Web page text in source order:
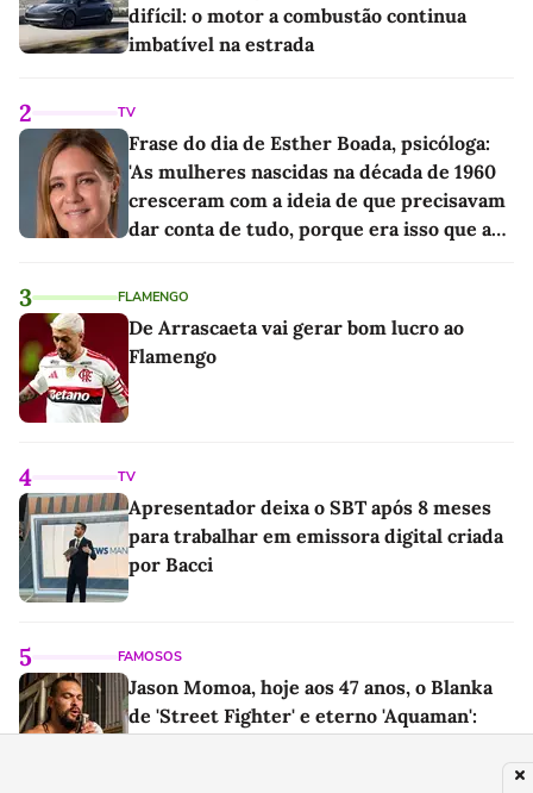
difícil: o motor a combustão continua
imbatível na estrada
2 TV
Frase do dia de Esther Boada, psicóloga:
'As mulheres nascidas na década de 1960
cresceram com a ideia de que precisavam
dar conta de tudo, porque era isso que a
3 FLAMENGO
De Arrascaeta vai gerar bom lucro ao
Flamengo
4 TV
Apresentador deixa o SBT após 8 meses
para trabalhar em emissora digital criada
por Bacci
5 FAMOSOS
Jason Momoa, hoje aos 47 anos, o Blanka
de 'Street Fighter' e eterno 'Aquaman':
qualidade. Ela acabou me criando bebendo